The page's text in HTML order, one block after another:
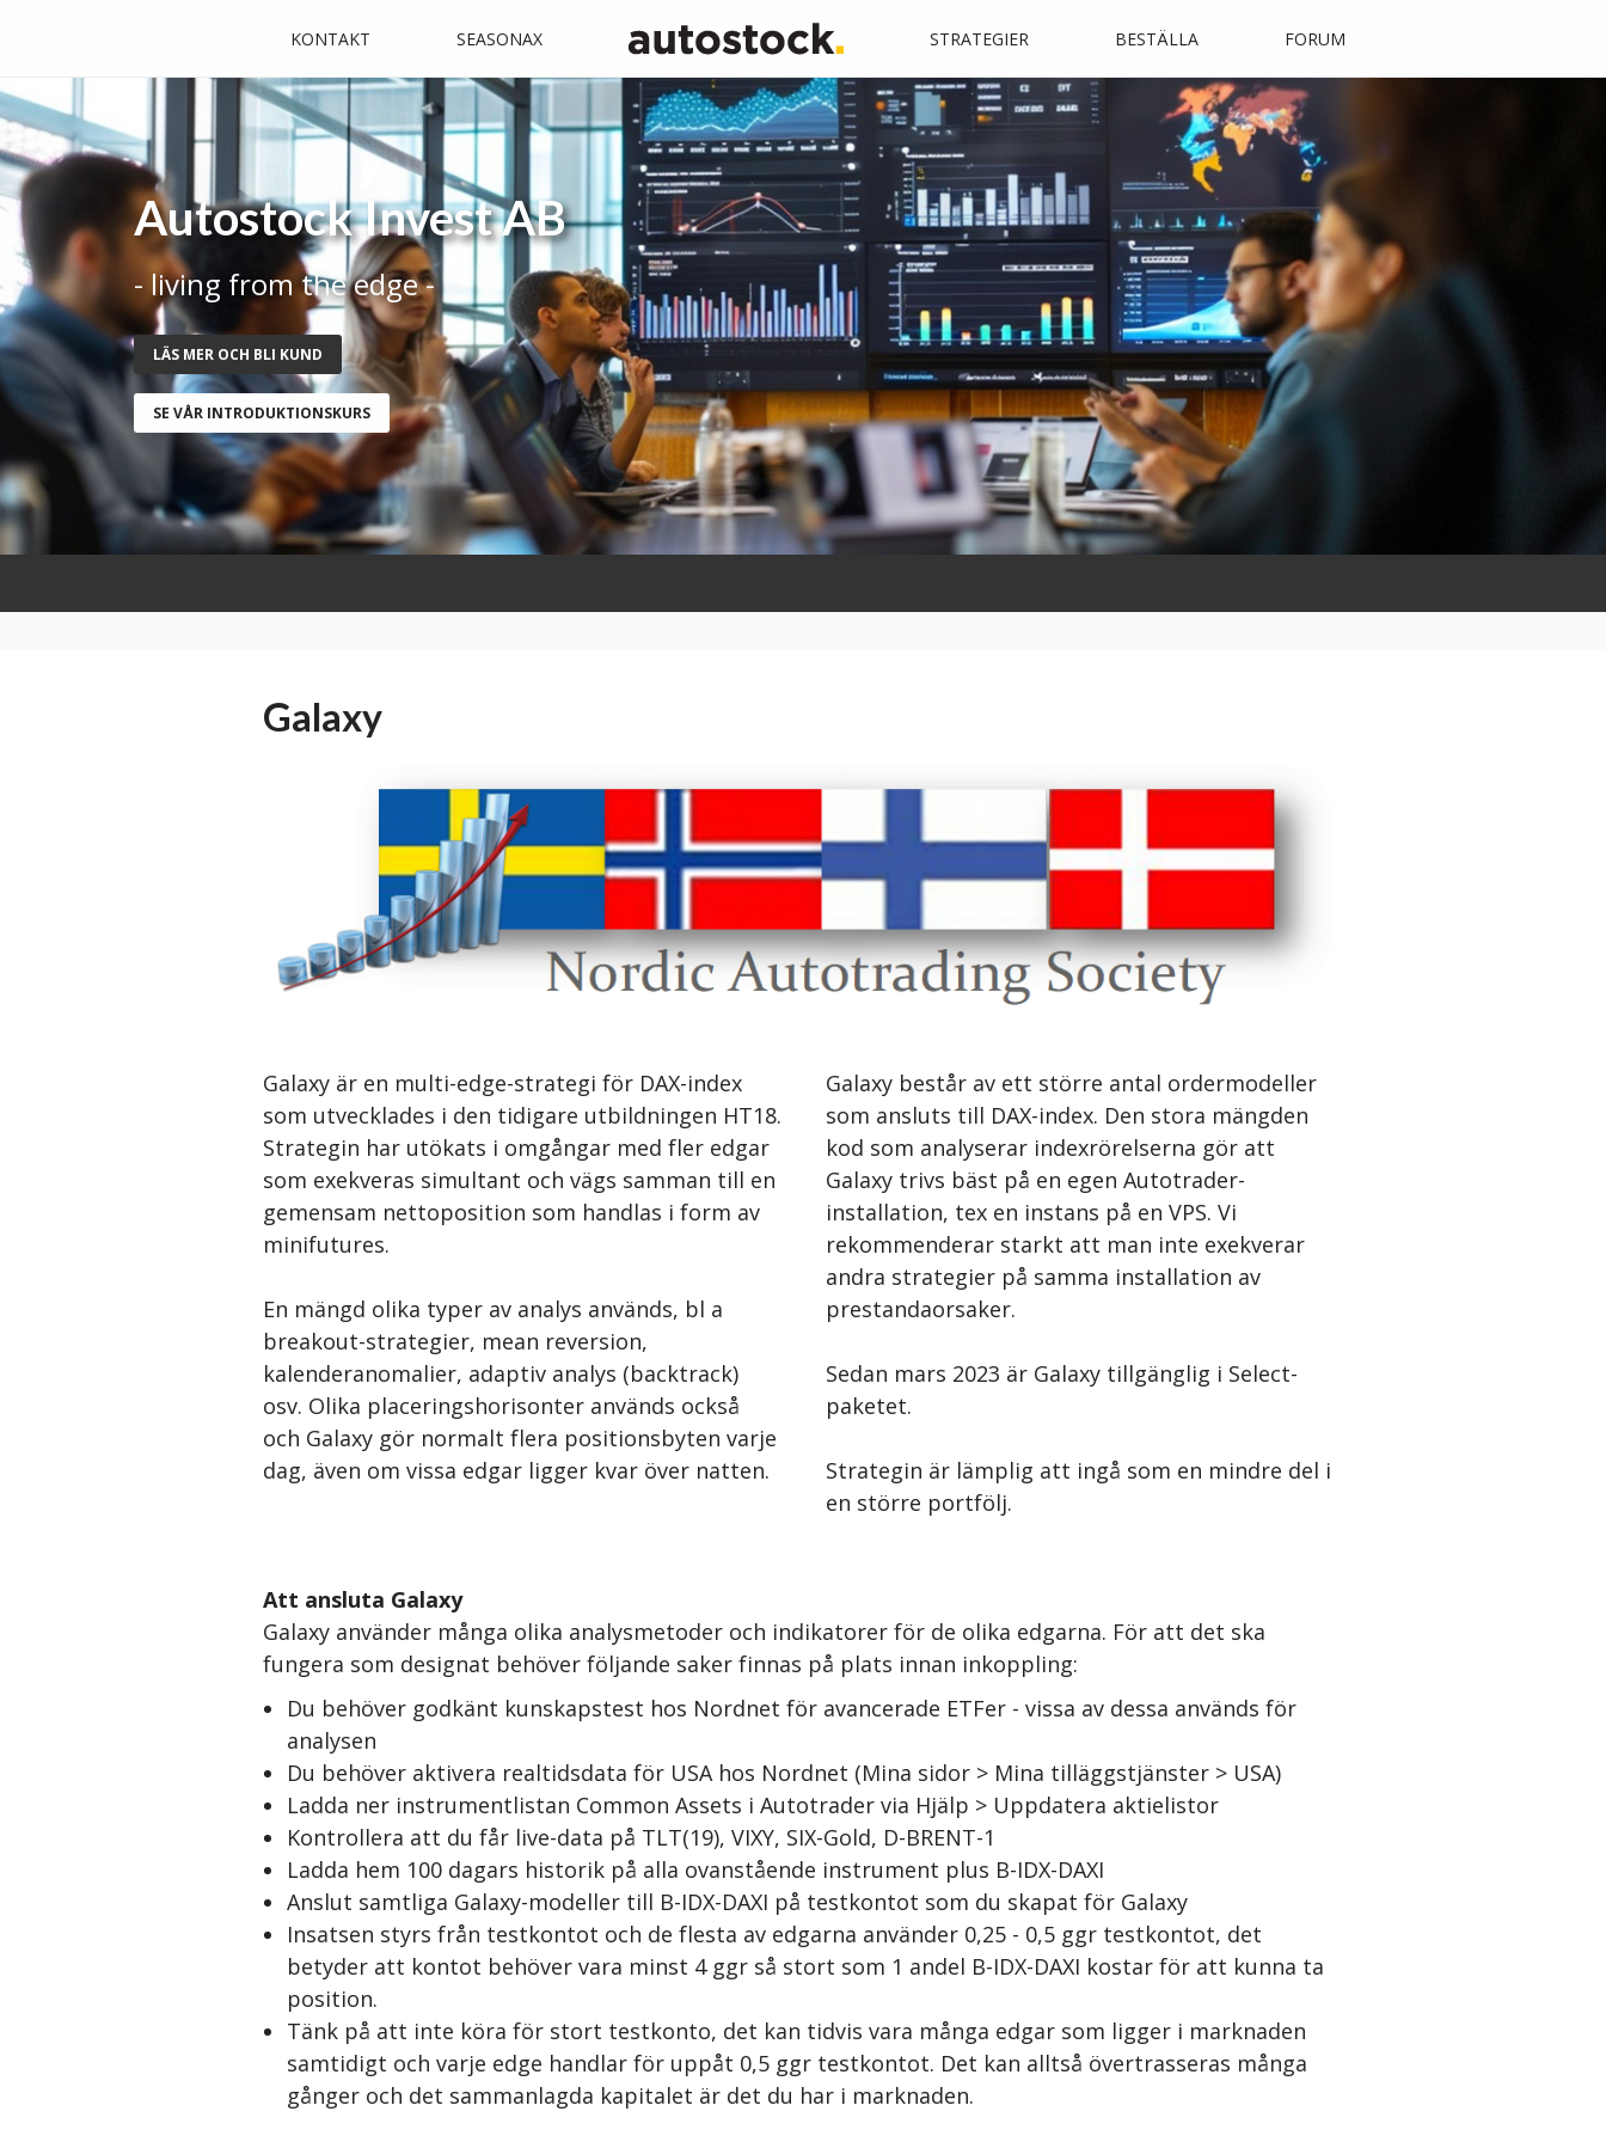
KONTAKT SEASONAX STRATEGIER BESTÄLLA FORUM
Autostock Invest AB
- living from the edge -
LÄS MER OCH BLI KUND
SE VÅR INTRODUKTIONSKURS
Galaxy
Galaxy är en multi-edge-strategi för DAX-index
som utvecklades i den tidigare utbildningen HT18.
Strategin har utökats i omgångar med fler edgar
som exekveras simultant och vägs samman till en
gemensam nettoposition som handlas i form av
minifutures.
En mängd olika typer av analys används, bl a
breakout-strategier, mean reversion,
kalenderanomalier, adaptiv analys (backtrack)
osv. Olika placeringshorisonter används också
och Galaxy gör normalt flera positionsbyten varje
dag, även om vissa edgar ligger kvar över natten.
Galaxy består av ett större antal ordermodeller
som ansluts till DAX-index. Den stora mängden
kod som analyserar indexrörelserna gör att
Galaxy trivs bäst på en egen Autotrader-
installation, tex en instans på en VPS. Vi
rekommenderar starkt att man inte exekverar
andra strategier på samma installation av
prestandaorsaker.
Sedan mars 2023 är Galaxy tillgänglig i Select-
paketet.
Strategin är lämplig att ingå som en mindre del i
en större portfölj.
Att ansluta Galaxy
Galaxy använder många olika analysmetoder och indikatorer för de olika edgarna. För att det ska
fungera som designat behöver följande saker finnas på plats innan inkoppling:
Du behöver godkänt kunskapstest hos Nordnet för avancerade ETFer - vissa av dessa används för
analysen
Du behöver aktivera realtidsdata för USA hos Nordnet (Mina sidor > Mina tilläggstjänster > USA)
Ladda ner instrumentlistan Common Assets i Autotrader via Hjälp > Uppdatera aktielistor
Kontrollera att du får live-data på TLT(19), VIXY, SIX-Gold, D-BRENT-1
Ladda hem 100 dagars historik på alla ovanstående instrument plus B-IDX-DAXI
Anslut samtliga Galaxy-modeller till B-IDX-DAXI på testkontot som du skapat för Galaxy
Insatsen styrs från testkontot och de flesta av edgarna använder 0,25 - 0,5 ggr testkontot, det
betyder att kontot behöver vara minst 4 ggr så stort som 1 andel B-IDX-DAXI kostar för att kunna ta
position.
Tänk på att inte köra för stort testkonto, det kan tidvis vara många edgar som ligger i marknaden
samtidigt och varje edge handlar för uppåt 0,5 ggr testkontot. Det kan alltså övertrasseras många
gånger och det sammanlagda kapitalet är det du har i marknaden.